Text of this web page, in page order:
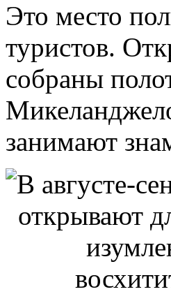
Это место
туристов.
собраны
занимают